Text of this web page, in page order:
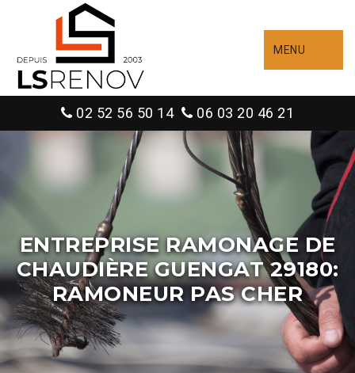
MENU
02 52 56 50 14 06 03 20 46 21
ENTREPRISE RAMONAGE DE
CHAUDIÈRE GUENGAT 29180:
RAMONEUR PAS CHER